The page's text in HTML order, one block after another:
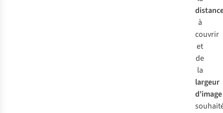
à
couvrir
et
de
la
largeur
d'image